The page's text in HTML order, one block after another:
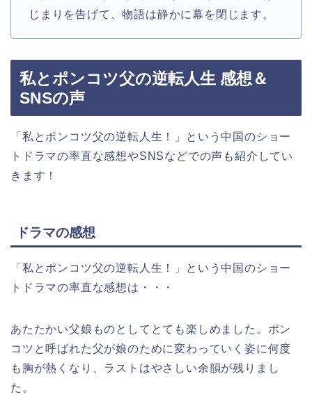
じまりを告げて、物語は静かに幕を閉じます。
私とポンコツ父の逆転人生 感想＆
SNSの声
「私とポンコツ父の逆転人生！」
という中国のショー
トドラマの率直な感想やSNSなどでの声も紹介してい
きます！
ドラマの感想
「私とポンコツ父の逆転人生！」
という中国のショー
トドラマの率直な感想は・・・
あたたかい父娘ものとしてとても楽しめました。ポン
コツと呼ばれた父が娘のために変わっていく姿に何度
も胸が熱くなり、ラストはやさしい余韻が残りまし
た。